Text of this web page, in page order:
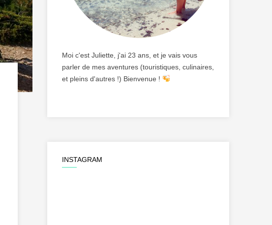
Moi c'est Juliette, j'ai 23 ans, et je vais vous
parler de mes aventures (touristiques, culinaires,
et pleins d'autres !) Bienvenue !
INSTAGRAM